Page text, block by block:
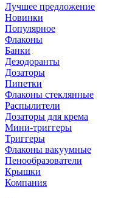
Лучшее предложение
Новинки
Популярное
Флаконы
Банки
Дезодоранты
Дозаторы
Пипетки
Флаконы стеклянные
Распылители
Дозаторы для крема
Мини-триггеры
Триггеры
Флаконы вакуумные
Пенообразователи
Крышки
Компания